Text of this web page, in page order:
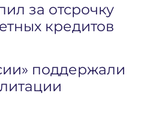
за отсрочку
кредитов
поддержали